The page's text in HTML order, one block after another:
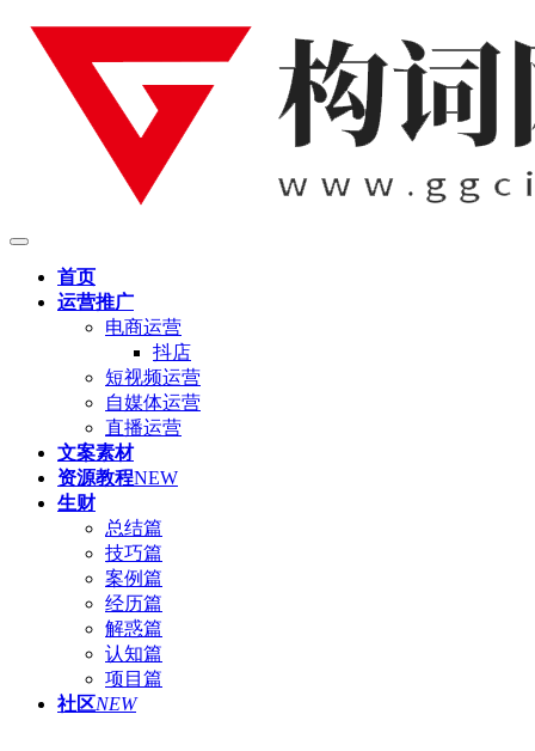
首页
运营推广
电商运营
抖店
短视频运营
自媒体运营
直播运营
文案素材
资源教程NEW
生财
总结篇
技巧篇
案例篇
经历篇
解惑篇
认知篇
项目篇
社区NEW